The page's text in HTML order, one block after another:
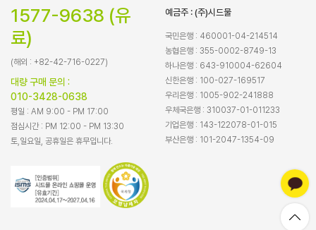
1577-9638 (유
료)
(해외 : +82-42-716-0227)
대량 구매 문의 :
010-3428-0638
평일 : AM 9:00 - PM 17:00
점심시간 : PM 12:00 - PM 13:30
토,일요일, 공휴일은 휴무입니다.
예금주 : (주)시드물
국민은행 : 460001-04-214514
농협은행 : 355-0002-8749-13
하나은행 : 643-910004-62604
신한은행 : 100-027-169517
우리은행 : 1005-902-241888
우체국은행 : 310037-01-011233
기업은행 : 143-122078-01-015
부산은행 : 101-2047-1354-09